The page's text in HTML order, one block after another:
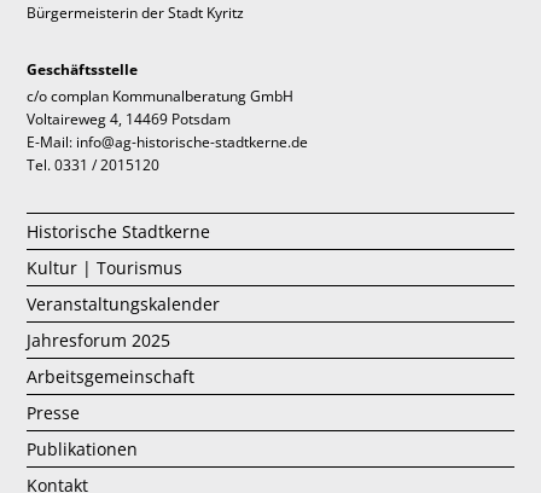
Bürgermeisterin der Stadt Kyritz
Geschäftsstelle
c/o complan Kommunalberatung GmbH
Voltaireweg 4, 14469 Potsdam
E-Mail: info@ag-historische-stadtkerne.de
Tel. 0331 / 2015120
Historische Stadtkerne
Kultur | Tourismus
Veranstaltungskalender
Jahresforum 2025
Arbeitsgemeinschaft
Presse
Publikationen
Kontakt